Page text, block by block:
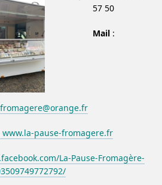
57 50
Mail:
www.la-pause-fromagere.fr
La-Pause-Fromagère-